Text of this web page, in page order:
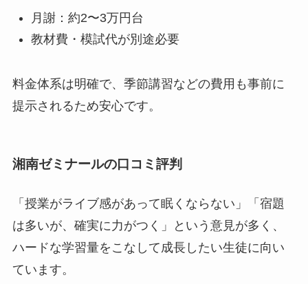
月謝：約2〜3万円台
教材費・模試代が別途必要
料金体系は明確で、季節講習などの費用も事前に
提示されるため安心です。
湘南ゼミナールの口コミ評判
「授業がライブ感があって眠くならない」「宿題
は多いが、確実に力がつく」という意見が多く、
ハードな学習量をこなして成長したい生徒に向い
ています。